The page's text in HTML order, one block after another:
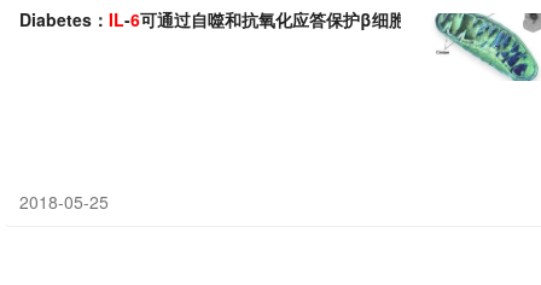
Diabetes：IL-6可通过自噬和抗氧化应答保护β细胞
2018-05-25